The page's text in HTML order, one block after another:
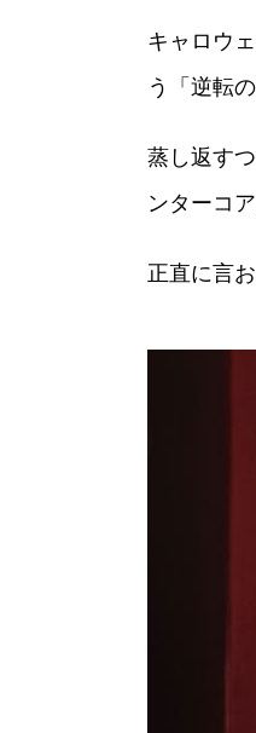
キャロウ
う「逆転
蒸し返す
ンターコ
正直に言